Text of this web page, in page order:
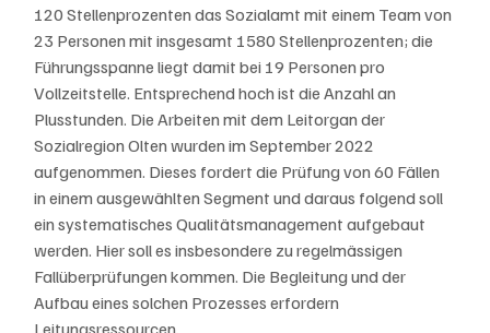
120 Stellenprozenten das Sozialamt mit einem Team von
23 Personen mit insgesamt 1580 Stellenprozenten; die
Führungsspanne liegt damit bei 19 Personen pro
Vollzeitstelle. Entsprechend hoch ist die Anzahl an
Plusstunden. Die Arbeiten mit dem Leitorgan der
Sozialregion Olten wurden im September 2022
aufgenommen. Dieses fordert die Prüfung von 60 Fällen
in einem ausgewählten Segment und daraus folgend soll
ein systematisches Qualitätsmanagement aufgebaut
werden. Hier soll es insbesondere zu regelmässigen
Fallüberprüfungen kommen. Die Begleitung und der
Aufbau eines solchen Prozesses erfordern
Leitungsressourcen.